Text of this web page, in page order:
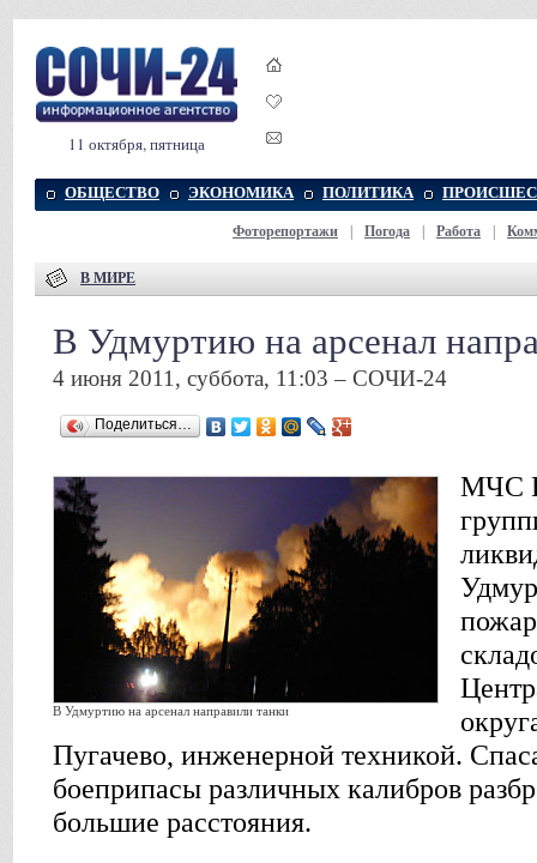
11 октября, пятница
ОБЩЕСТВО ЭКОНОМИКА ПОЛИТИКА
Фоторепортажи Погода Работа
В МИРЕ
В Удмуртию на арсенал
4 июня 2011, суббота, 11:03 – СОЧИ-24
Поделиться…
В Удмуртию на арсенал направили танки
МЧС
Пугачево, инженерной техникой.
боеприпасы различных калибров
большие расстояния.